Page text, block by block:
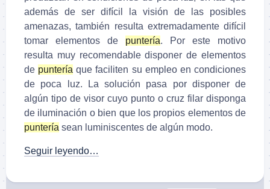
además de ser difícil la visión de las posibles
amenazas, también resulta extremadamente difícil
tomar elementos de puntería. Por este motivo
resulta muy recomendable disponer de elementos
de puntería que faciliten su empleo en condiciones
de poca luz. La solución pasa por disponer de
algún tipo de visor cuyo punto o cruz filar disponga
de iluminación o bien que los propios elementos de
puntería sean luminiscentes de algún modo.
Seguir leyendo…